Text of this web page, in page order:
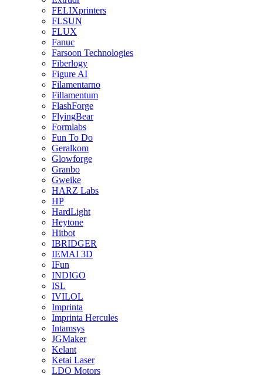
FELIXprinters
FLSUN
FLUX
Fanuc
Farsoon Technologies
Fiberlogy
Figure AI
Filamentarno
Fillamentum
FlashForge
FlyingBear
Formlabs
Fun To Do
Geralkom
Glowforge
Granbo
Gweike
HARZ Labs
HP
HardLight
Heytone
Hitbot
IBRIDGER
IEMAI 3D
IFun
INDIGO
ISL
IVILOL
Imprinta
Imprinta Hercules
Intamsys
JGMaker
Kelant
Ketai Laser
LDO Motors